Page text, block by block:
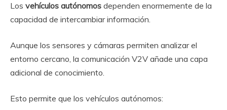
Los vehículos autónomos dependen enormemente de la
capacidad de intercambiar información.
Aunque los sensores y cámaras permiten analizar el
entorno cercano, la comunicación V2V añade una capa
adicional de conocimiento.
Esto permite que los vehículos autónomos: